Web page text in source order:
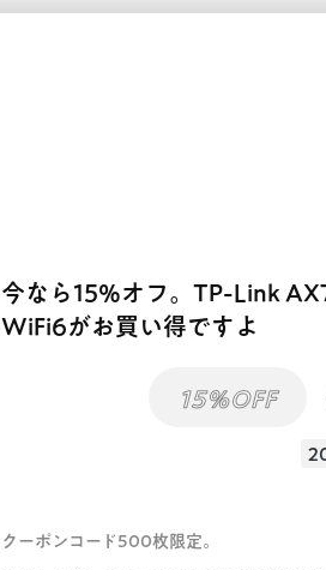
今なら15%オフ。TP-Link
WiFi6がお買い得ですよ
15%OFF
クーポンコード500枚限定。